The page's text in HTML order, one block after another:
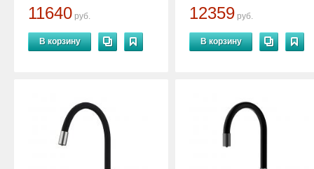
11640 руб.
В корзину
12359 руб.
В корзину